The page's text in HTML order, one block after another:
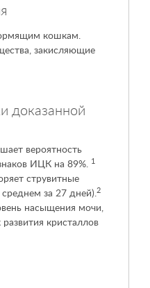
кошкам.
закисляющие
доказанной
вероятность
ИЦК на 89%. 1
струвитные
за 27 дней).2
насыщения мочи,
кристаллов